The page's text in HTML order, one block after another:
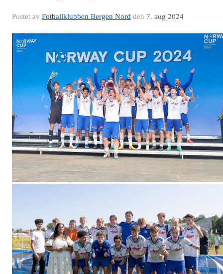
Postet av Fotballklubben Bergen Nord den 7. aug 2024